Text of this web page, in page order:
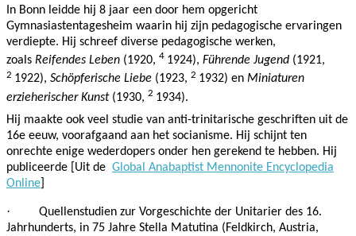
In Bonn leidde hij 8 jaar een door hem opgericht
Gymnasiastentagesheim waarin hij zijn pedagogische ervaringen
verdiepte. Hij schreef diverse pedagogische werken,
zoals Reifendes Leben (1920, 4 1924), Führende Jugend (1921,
2 1922), Schöpferische Liebe (1923, 2 1932) en Miniaturen
erzieherischer Kunst(1930, 2 1934).
Hij maakte ook veel studie van anti-trinitarische geschriften uit de
16e eeuw, voorafgaand aan het socianisme. Hij schijnt ten
onrechte enige wederdopers onder hen gerekend te hebben. Hij
publiceerde [ Uit de Global Anabaptist Mennonite Encyclopedia
Online
·
Quellenstudien zur Vorgeschichte der Unitarier des 16.
Jahrhunderts, in 75 Jahre Stella Matutina (Feldkirch, Austria,